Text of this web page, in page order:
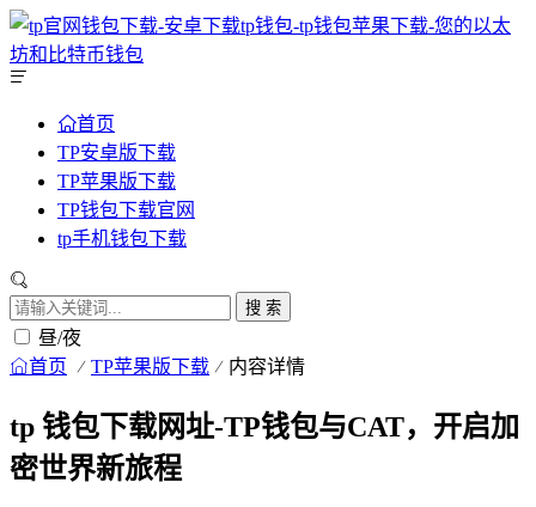
首页
TP安卓版下载
TP苹果版下载
TP钱包下载官网
tp手机钱包下载
搜 索
昼/夜
首页 TP苹果版下载 内容详情
tp 钱包下载网址-TP钱包与CAT，开启加
密世界新旅程